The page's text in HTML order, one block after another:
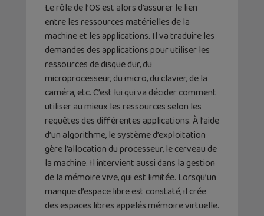
Le rôle de l’OS est alors d’assurer le lien
entre les ressources matérielles de la
machine et les applications. Il va traduire les
demandes des applications pour utiliser les
ressources de disque dur, du
microprocesseur, du micro, du clavier, de la
caméra, etc. C’est lui qui va décider comment
utiliser au mieux les ressources selon les
requêtes des différentes applications. À l’aide
d’un algorithme, le système d’exploitation
gère l’allocation du processeur, le cerveau de
la machine. Il intervient aussi dans la gestion
de la mémoire vive, qui est limitée. Lorsqu’un
manque d’espace libre est constaté, il crée
des espaces libres appelés mémoire virtuelle.